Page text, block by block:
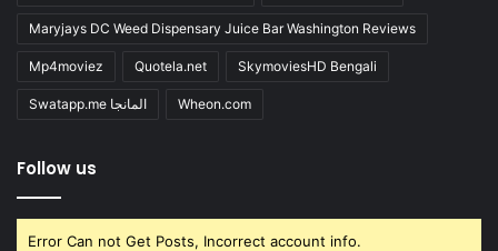
Maryjays DC Weed Dispensary Juice Bar Washington Reviews
Mp4moviez Quotela.net SkymoviesHD Bengali
Swatapp.me المانجا Wheon.com
Follow us
Error Can not Get Posts, Incorrect account info.